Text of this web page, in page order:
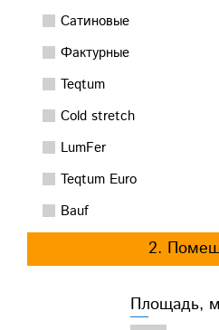
Сатиновые
Фактурные
Teqtum
Cold stretch
LumFer
Teqtum Euro
Bauf
2.
Площадь,